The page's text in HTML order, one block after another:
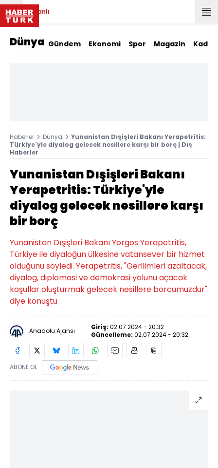
Canlı
Dünya Gündem Ekonomi Spor Magazin Kadın
Haberler Dünya
Yunanistan Dışişleri Bakanı Yerapetritis:
Türkiye'yle diyalog gelecek nesillere karşı bir borç | Dış
Haberler
Yunanistan Dışişleri Bakanı
Yerapetritis: Türkiye'yle
diyalog gelecek nesillere karşı
bir borç
Yunanistan Dışişleri Bakanı Yorgos Yerapetritis,
Türkiye ile diyaloğun ülkesine vatansever bir hizmet
olduğunu söyledi. Yerapetritis, "Gerilimleri azaltacak,
diyalog, diplomasi ve demokrasi yolunu açacak
koşullar oluşturmak gelecek nesillere borcumuzdur"
diye konuştu
Anadolu Ajansı Giriş: 02.07.2024 - 20:32
Güncelleme: 02.07.2024 - 20:32
ABONE OL